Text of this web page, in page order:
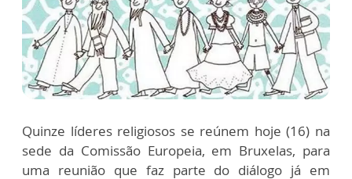
Quinze líderes religiosos se reúnem hoje (16) na
sede da Comissão Europeia, em Bruxelas, para
uma reunião que faz parte do diálogo já em